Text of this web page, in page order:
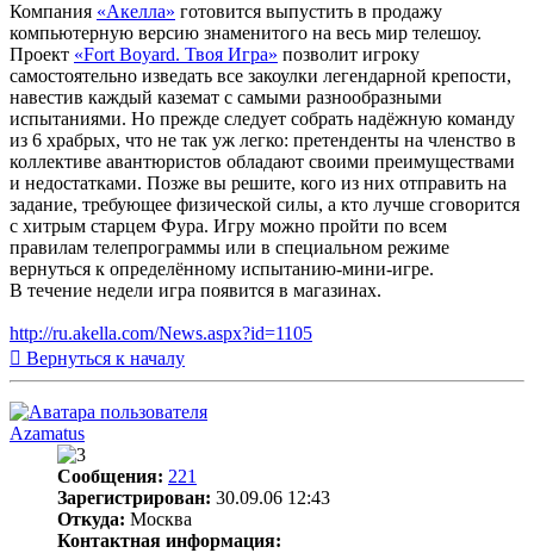
Компания «Акелла» готовится выпустить в продажу
компьютерную версию знаменитого на весь мир телешоу.
Проект «Fort Boyard. Твоя Игра» позволит игроку
самостоятельно изведать все закоулки легендарной крепости,
навестив каждый каземат с самыми разнообразными
испытаниями. Но прежде следует собрать надёжную команду
из 6 храбрых, что не так уж легко: претенденты на членство в
коллективе авантюристов обладают своими преимуществами
и недостатками. Позже вы решите, кого из них отправить на
задание, требующее физической силы, а кто лучше сговорится
с хитрым старцем Фура. Игру можно пройти по всем
правилам телепрограммы или в специальном режиме
вернуться к определённому испытанию-мини-игре.
В течение недели игра появится в магазинах.
http://ru.akella.com/News.aspx?id=1105
Вернуться к началу
Azamatus
Сообщения: 221
Зарегистрирован: 30.09.06 12:43
Откуда: Москва
Контактная информация: